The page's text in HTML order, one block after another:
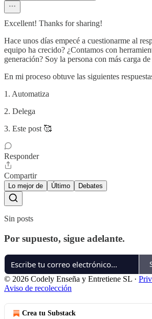
Excellent! Thanks for sharing!
Hace unos días empecé a cuestionarme al
equipo ha crecido? ¿Contamos con
generación? Soy la persona con más carga
En mi proceso obtuve las siguientes
1. Automatiza
2. Delega
3. Este post 🥰
Responder
Compartir
Lo mejor de Último Debates
Sin posts
Por supuesto, sigue adelante.
© 2026 Codely Enseña y Entretiene SL ·
Aviso de recolección
Crea tu Substack